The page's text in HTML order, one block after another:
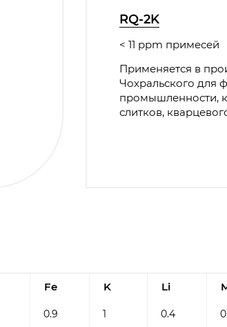
RQ-2K
< 11 ppm примесей
Применяется в
Чохральского для
промышленности,
слитков,
Fe K Li
0.9 1 0.4